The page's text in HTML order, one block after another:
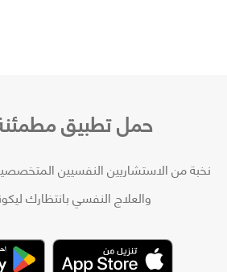
حمل تطبيق
نخبة من الاستشاريين النفسيين
والعلاج النفسي بانتظارك